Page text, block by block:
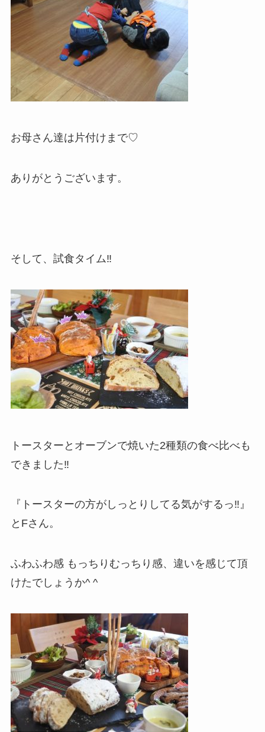
お母さん達は片付けまで♡
ありがとうございます。
そして、試食タイム‼︎
トースターとオーブンで焼いた2種類の食べ比べも
できました‼︎
『トースターの方がしっとりしてる気がするっ‼︎』
とFさん。
ふわふわ感 もっちりむっちり感、違いを感じて頂
けたでしょうか^ ^